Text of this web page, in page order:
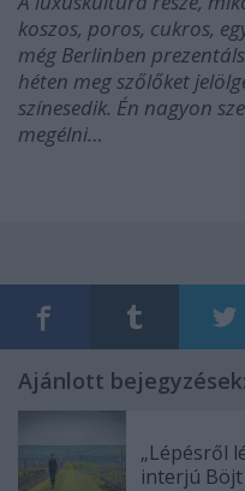
koszos, poros, cukros,
még Berlinben
héten meg szőlőket
színesedik. Én nagyon
megélni…
Ajánlott bejegyzések:
„Lépésről
interjú